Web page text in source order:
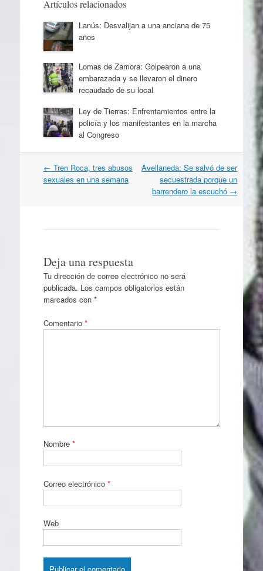
Artículos relacionados
Lanús: Desvalijan a una anciana de 75
años
Lomas de Zamora: Golpearon a una
embarazada y se llevaron el dinero
recaudado de su local
Ley de Tierras: Enfrentamientos entre la
policía y los manifestantes en la marcha
al Congreso
Navegación
por
← Tren Roca, tres abusos
sexuales en una semana
Avellaneda: Se salvó de ser
secuestrada porque un
barrendero la escuchó →
Deja una respuesta
Tu dirección de correo electrónico no será
publicada. Los campos obligatorios están
marcados con *
Comentario *
Nombre *
Correo electrónico *
Web